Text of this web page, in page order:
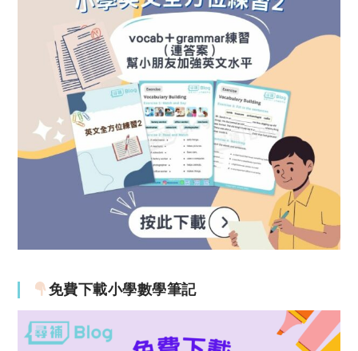
免費下載小學數學筆記